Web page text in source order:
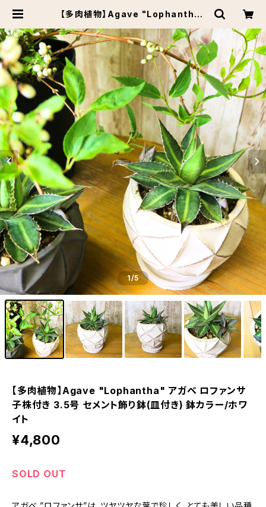
【多肉植物】Agave "Lophantha"
メント飾り鉢(皿付き) 鉢カラー/ホワ
イト | Botanical Market KARAC
O
1/5
【多肉植物】Agave "Lophantha" アガベ ロファンサ
子株付き 3.5号 セメント飾り鉢(皿付き) 鉢カラー/ホワ
イト
¥4,800
SOLD OUT